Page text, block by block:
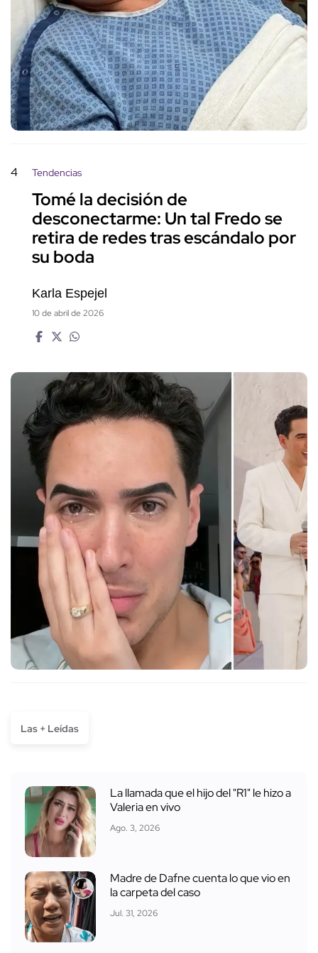
4 Tendencias
Tomé la decisión de
desconectarme: Un tal Fredo se
retira de redes tras escándalo por
su boda
Karla Espejel
10 de abril de 2026
Las + Leídas
La llamada que el hijo del "R1" le hizo a
Valeria en vivo
Ago. 3, 2026
Madre de Dafne cuenta lo que vio en
la carpeta del caso
Jul. 31, 2026